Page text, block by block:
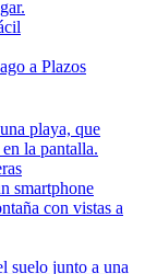
a Plazos